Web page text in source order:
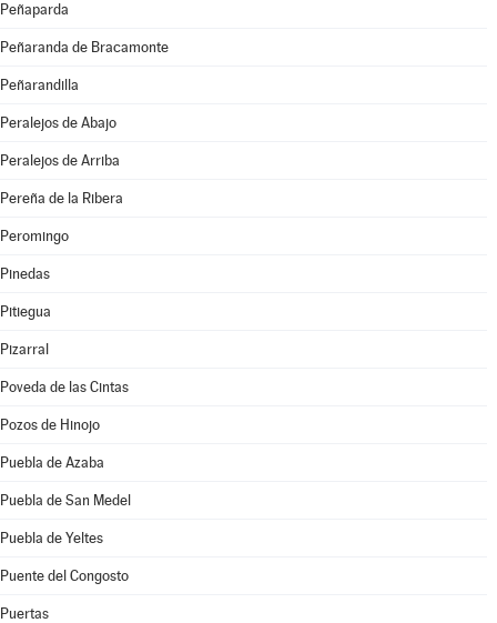
Peñaparda
Peñaranda de Bracamonte
Peñarandilla
Peralejos de Abajo
Peralejos de Arriba
Pereña de la Ribera
Peromingo
Pinedas
Pitiegua
Pizarral
Poveda de las Cintas
Pozos de Hinojo
Puebla de Azaba
Puebla de San Medel
Puebla de Yeltes
Puente del Congosto
Puertas